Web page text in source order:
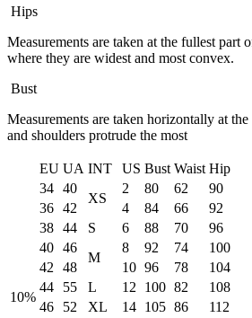
Hips
Measurements are taken at the fullest part
where they are widest and most convex.
Bust
Measurements are taken horizontally at
and shoulders protrude the most
EU UA INT US Bust Waist Hip
34 40
XS
2 80 62
90
36 42 4 84 66
92
38 44 S 6 88 70
96
40 46
M
8 92 74
100
42 48 10 96 78
104
10%
44 55 L 12 100 82
108
46
52 XL 14 105 86
112